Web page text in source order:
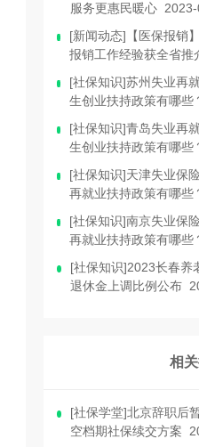
服务更惠民暖心
[新闻动态]【医保报销
报销工作经验获全省
[社保知识]苏州失业再
生创业扶持政策有哪
[社保知识]青岛失业再
生创业扶持政策有哪
[社保知识]天津失业保
再就业扶持政策有哪
[社保知识]南京失业保
再就业扶持政策有哪
[社保知识]2023长春养
退休金上调比例公布
相
[社保学堂]北京辞职后
空档期社保续交方案